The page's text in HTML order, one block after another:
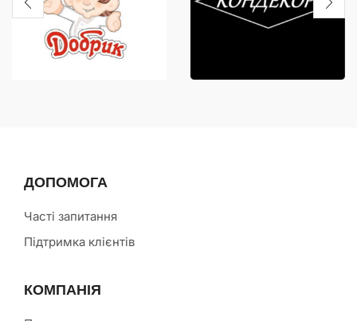
ДОПОМОГА
Часті запитання
Підтримка клієнтів
КОМПАНІЯ